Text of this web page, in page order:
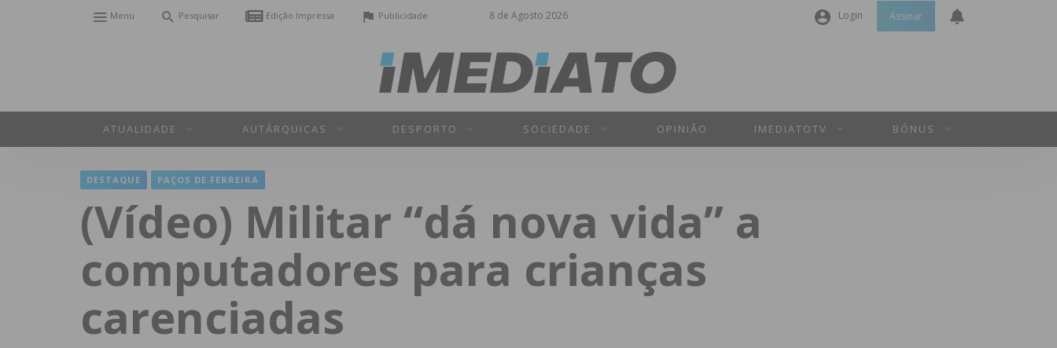
8 de Agosto 2026
Menu Pesquisar Edição Impressa Publicidade Login
Senha
Assinar
ATUALIDADE AUTÁRQUICAS DESPORTO SOCIEDADE OPINIÃO IMEDIATOTV BÓNUS
DESTAQUE PAÇOS DE FERREIRA
(Vídeo) Militar “dá nova vida” a
computadores para crianças
carenciadas